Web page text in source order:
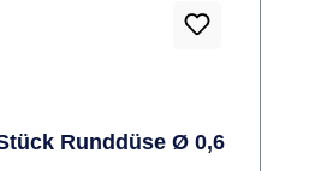
Runddüse Ø 0,6